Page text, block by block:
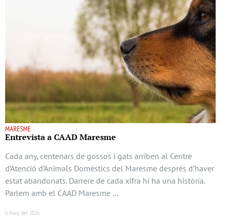
MARESME
Entrevista a CAAD Maresme
Cada any, centenars de gossos i gats arriben al Centre
d’Atenció d’Animals Domèstics del Maresme després d’haver
estat abandonats. Darrere de cada xifra hi ha una història.
Parlem amb el CAAD Maresme …
6 març del 2026